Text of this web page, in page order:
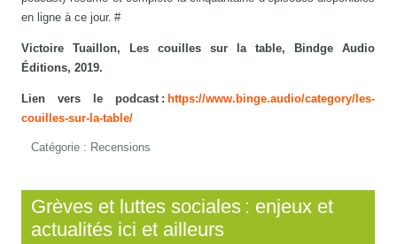
en ligne à ce jour. #
Victoire Tuaillon, Les couilles sur la table, Bindge Audio
Éditions, 2019.
Lien vers le podcast : https://www.binge.audio/category/les-
couilles-sur-la-table/
Catégorie : Recensions
Grèves et luttes sociales : enjeux et
actualités ici et ailleurs